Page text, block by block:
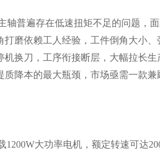
普遍存在低速扭矩不足的问题，
磨依赖工人经验，工件倒角大小
换刀，工序衔接断层，大幅拉长
降本的最大瓶颈，市场亟需一款
大功率电机，额定转速可达